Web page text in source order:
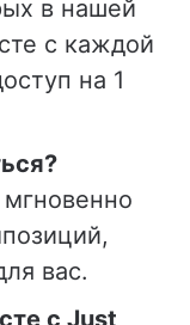
в нашей
с каждой
на 1
вас.
с Just